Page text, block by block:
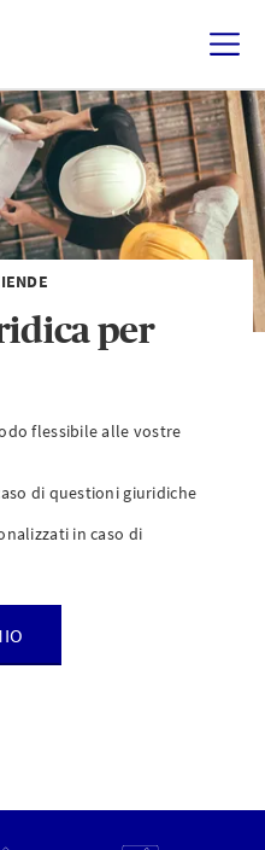
per
flessibile alle vostre
di questioni giuridiche
in caso di